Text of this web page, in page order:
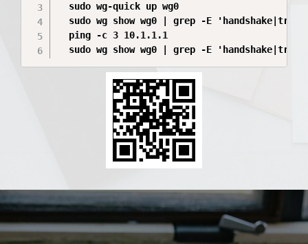
  sudo wg-quick up wg0
sudo wg show wg0 | grep -E
  ping -c 3 10.1.1.1
sudo wg show wg0 | grep -E